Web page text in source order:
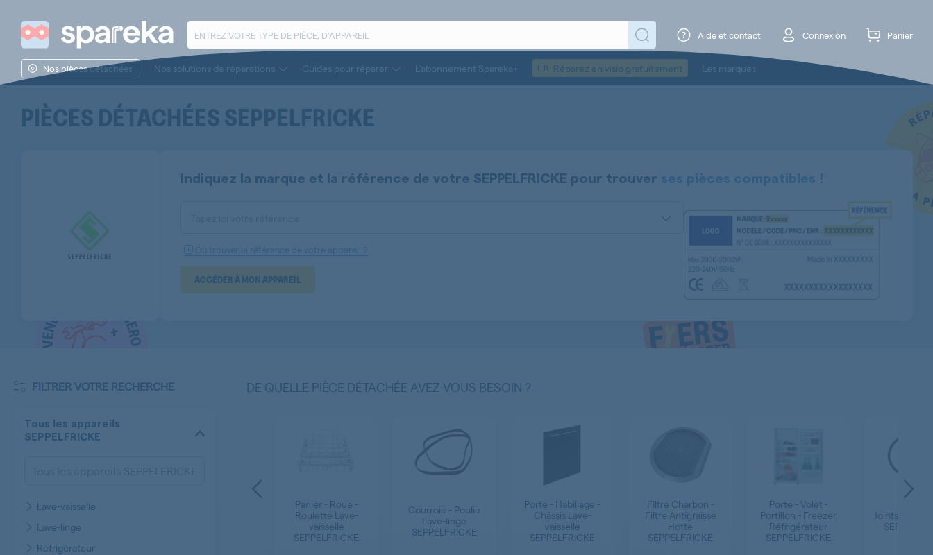
Aide et contact Connexion Panier
Nos pièces détachées Nos solutions de réparations Guides pour réparer L’abonnement Spareka+ Réparez en visio gratuitement Les marques
PIÈCES DÉTACHÉESSEPPELFRICKE
Indiquez la marque et la référence de votre SEPPELFRICKE pour trouver ses pièces compatibles !
Où trouver la référence de votre appareil ?
ACCÉDER À MON APPAREIL
DE QUELLE PIÈCE DÉTACHÉE AVEZ-VOUS BESOIN ?
Régulateur de
Ctn Lave-vaisselle
SEPPELFRICKE
Panier - Roue -
Roulette Lave-
vaisselle
SEPPELFRICKE
Courroie - Poulie
Lave-linge
SEPPELFRICKE
Porte - Habillage -
Châssis Lave-
vaisselle
SEPPELFRICKE
Filtre Charbon -
Filtre Antigraisse
Hotte
SEPPELFRICKE
Porte - Volet -
Portillon - Freezer
Réfrigérateur
SEPPELFRICKE
Joints Lave-
FILTRER VOTRE RECHERCHE
Tous les appareils
SEPPELFRICKE
Lave-vaisselle
Lave-linge
Réfrigérateur